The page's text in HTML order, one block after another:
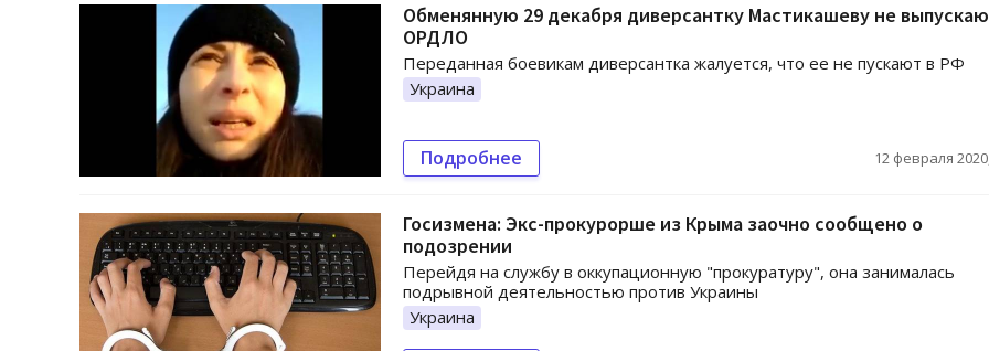
Обменянную 29 декабря диверсантку Мастикашеву не
ОРДЛО
Переданная боевикам диверсантка жалуется, что ее не пускают в РФ
Украина
Подробнее 12 февраля
Госизмена: Экс-прокурорше из Крыма заочно сообщено о
подозрении
Перейдя на службу в оккупационную "прокуратуру", она занималась
подрывной деятельностью против Украины
Украина